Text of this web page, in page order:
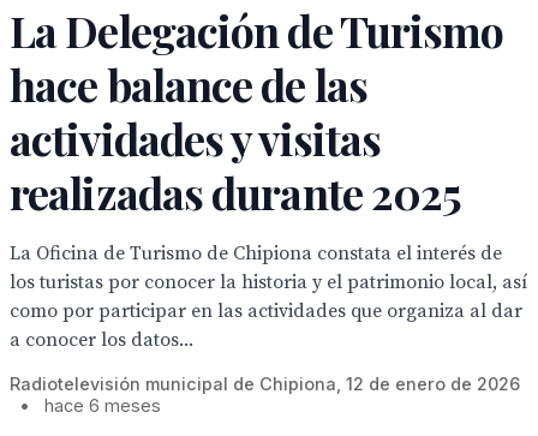
La Delegación de Turismo
hace balance de las
actividades y visitas
realizadas durante 2025
La Oficina de Turismo de Chipiona constata el interés de
los turistas por conocer la historia y el patrimonio local, así
como por participar en las actividades que organiza al dar
a conocer los datos...
Radiotelevisión municipal de Chipiona, 12 de enero de 2026
•
hace 6 meses